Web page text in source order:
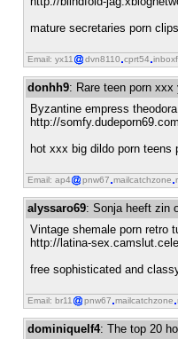
mature secretaries porn
Email: yx11 dvn8110 cprt54
donhh9: Rare teen porn xxx
Byzantine empress
http://
hot xxx big dildo porn teens
Email: ap4 pnw67 mailcatchzone
alyssaro69: Sonja heeft zin
Vintage shemale porn retro
http://latina-
free sophisticated and
Email: br11 pnw67 mailcatchzone
dominiquelf4: The top 20